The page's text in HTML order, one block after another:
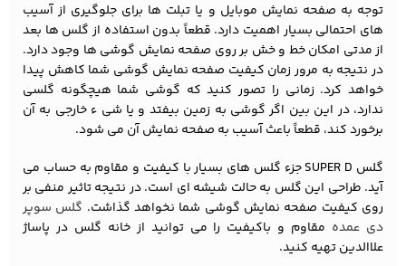
توجه به صفحه نمایش موبایل و یا تبلت ها برای جلوگیری از آسیب
های احتمالی بسیار اهمیت دارد. قطعاً بدون استفاده از گلس ها بعد
از مدتی امکان خط و خش بر روی صفحه نمایش گوشی ها وجود دارد.
در نتیجه به مرور زمان کیفیت صفحه نمایش گوشی شما کاهش پیدا
خواهد کرد. زمانی را تصور کنید که گوشی شما هیچگونه گلسی
ندارد، در این بین اگر گوشی به زمین بیفتد و یا شی ء خارجی به آن
برخورد کند، قطعاً باعث آسیب به صفحه نمایش آن می شود.
گلس SUPER D جزء گلس های بسیار با کیفیت و مقاوم به حساب می
آید. طراحی این گلس به حالت شیشه ای است. در نتیجه تاثیر منفی بر
روی کیفیت صفحه نمایش گوشی شما نخواهد گذاشت. گلس سوپر
دی عمده مقاوم و باکیفیت را می توانید از خانه گلس در پاساژ
علاالدین تهیه کنید.